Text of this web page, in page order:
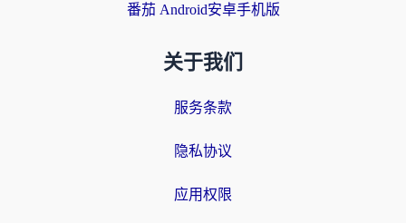
番茄 Android安卓手机版
关于我们
服务条款
隐私协议
应用权限